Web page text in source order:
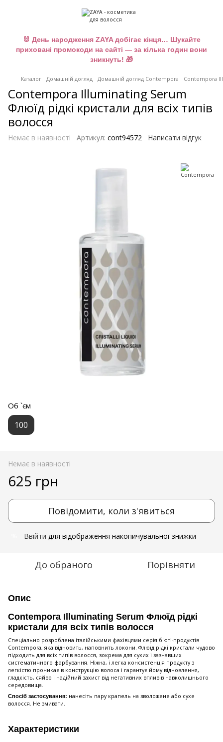
🐰 День народження ZAYA добігає кінця… Шукайте
приховані промокоди на сайті — за кілька годин вони
зникнуть! 🎁
Каталог Домашній догляд Домашній догляд Contempora Contempora
Contempora Illuminating Serum
Флюїд рідкі кристали для всіх типів
волосся
Немає в наявності Артикул: cont94572 Написати відгук
Об `єм
100
Немає в наявності
625 грн
Повідомити, коли з'явиться
Ввійти для відображення накопичувальної знижки
До обраного Порівняти
Опис
Contempora Illuminating Serum Флюїд рідкі
кристали для всіх типів волосся
Спеціально розроблена італійськими фахівцями серія б'юті-продуктів
Contempora, яка відновить, наповнить локони. Флюїд рідкі кристали чудово
підходить для всіх типів волосся, зокрема для сухих і зазнавших
систематичного фарбування. Ніжна, і легка консистенція продукту з
легкістю проникає в конструкцію волоса і гарантує йому відновлення,
гладкість, сяйво і надійний захист від негативних впливів навколишнього
середовища.
Спосіб застосування: нанесіть пару крапель на зволожене або сухе
волосся. Не змивати.
Характеристики